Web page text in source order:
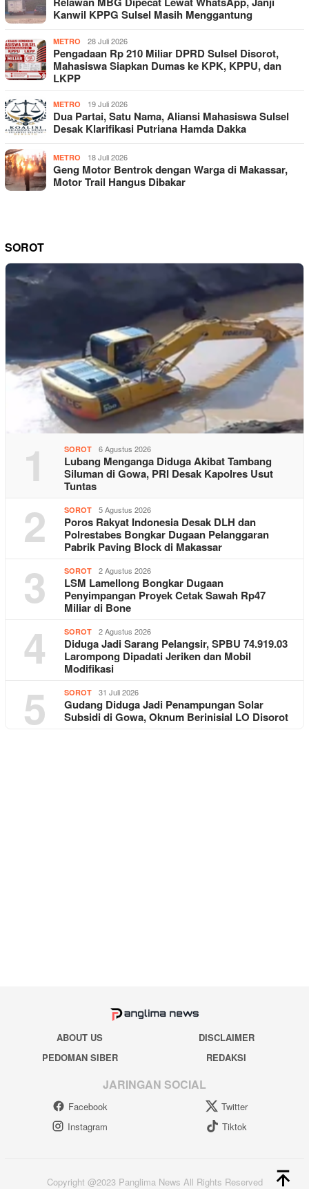
Kanwil KPPG Sulsel Masih Menggantung
METRO 28 Juli 2026
Pengadaan Rp 210 Miliar DPRD Sulsel Disorot,
Mahasiswa Siapkan Dumas ke KPK, KPPU, dan
LKPP
METRO 19 Juli 2026
Dua Partai, Satu Nama, Aliansi Mahasiswa Sulsel
Desak Klarifikasi Putriana Hamda Dakka
METRO 18 Juli 2026
Geng Motor Bentrok dengan Warga di Makassar,
Motor Trail Hangus Dibakar
SOROT
1 SOROT 6 Agustus 2026
Lubang Menganga Diduga Akibat Tambang
Siluman di Gowa, PRI Desak Kapolres Usut
Tuntas
2 SOROT 5 Agustus 2026
Poros Rakyat Indonesia Desak DLH dan
Polrestabes Bongkar Dugaan Pelanggaran
Pabrik Paving Block di Makassar
3 SOROT 2 Agustus 2026
LSM Lamellong Bongkar Dugaan
Penyimpangan Proyek Cetak Sawah Rp47
Miliar di Bone
4 SOROT 2 Agustus 2026
Diduga Jadi Sarang Pelangsir, SPBU 74.919.03
Larompong Dipadati Jeriken dan Mobil
Modifikasi
5 SOROT 31 Juli 2026
Gudang Diduga Jadi Penampungan Solar
Subsidi di Gowa, Oknum Berinisial LO Disorot
ABOUT US
DISCLAIMER
PEDOMAN SIBER
REDAKSI
JARINGAN SOCIAL
Facebook
Twitter
Instagram
Tiktok
Copyright @2023 Panglima News All Rights Reserved